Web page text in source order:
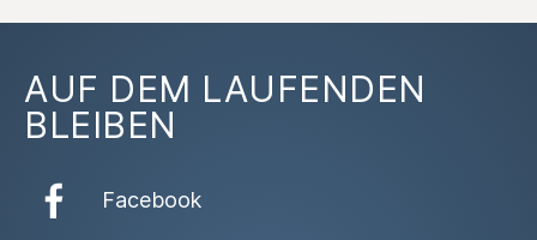
AUF DEM LAUFENDEN
BLEIBEN
Facebook